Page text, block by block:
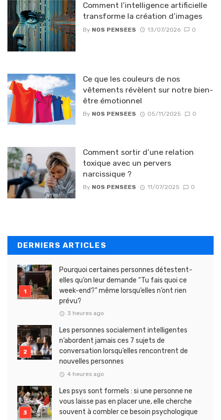
Comment l’intelligence artificielle
transforme la création d’images
By NOS PENSEES 13/07/2026 0
Ce que les couleurs de nos
vêtements révèlent sur notre bien-
être émotionnel
By NOS PENSEES 05/11/2025 0
Comment sortir d’une relation
toxique avec un pervers
narcissique ?
By NOS PENSEES 11/07/2025 0
DERNIERS ARTICLES
Pourquoi certaines personnes détestent-
elles qu’on leur demande “Tu fais quoi ce
week-end?” même lorsqu’elles n’ont rien
prévu?
3 heures ago
Les personnes socialement intelligentes
n’abordent jamais ces 7 sujets de
conversation lorsqu’elles rencontrent de
nouvelles personnes
4 heures ago
Les psys sont formels : si une personne ne
vous laisse pas en placer une, elle cherche
souvent à combler ce besoin psychologique